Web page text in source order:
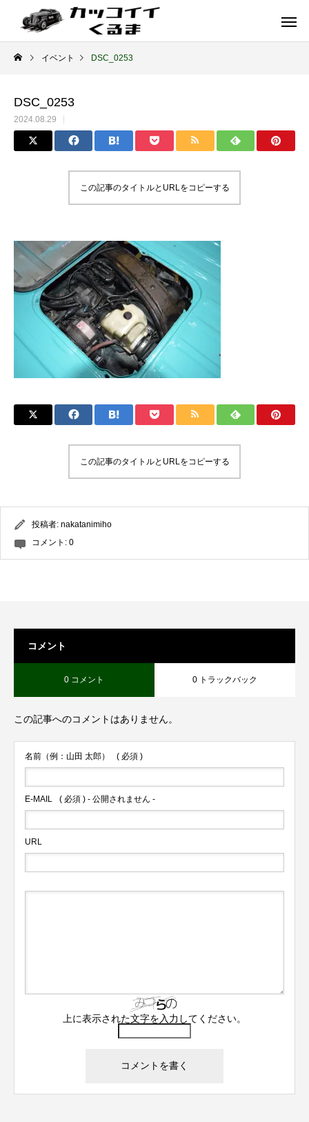
イギリス車
ENGLAND
ドイツ車
GERMANY
イベント DSC_0253
DSC_0253
2024.08.29
この記事のタイトルとURLをコピーする
この記事のタイトルとURLをコピーする
投稿者: nakatanimiho
コメント: 0
コメント
0 コメント 0 トラックバック
この記事へのコメントはありません。
名前（例：山田 太郎） ( 必須 )
E-MAIL ( 必須 ) - 公開されません -
URL
上に表示された文字を入力してください。